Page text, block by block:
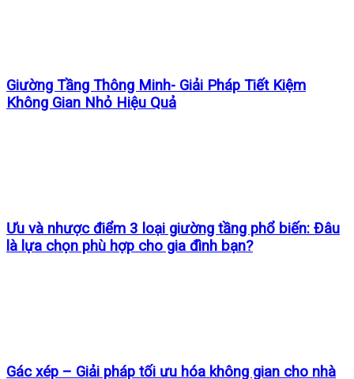
Giường Tầng Thông Minh- Giải Pháp Tiết Kiệm
Không Gian Nhỏ Hiệu Quả
Ưu và nhược điểm 3 loại giường tầng phổ biến: Đâu
là lựa chọn phù hợp cho gia đình bạn?
Gác xép – Giải pháp tối ưu hóa không gian cho nhà